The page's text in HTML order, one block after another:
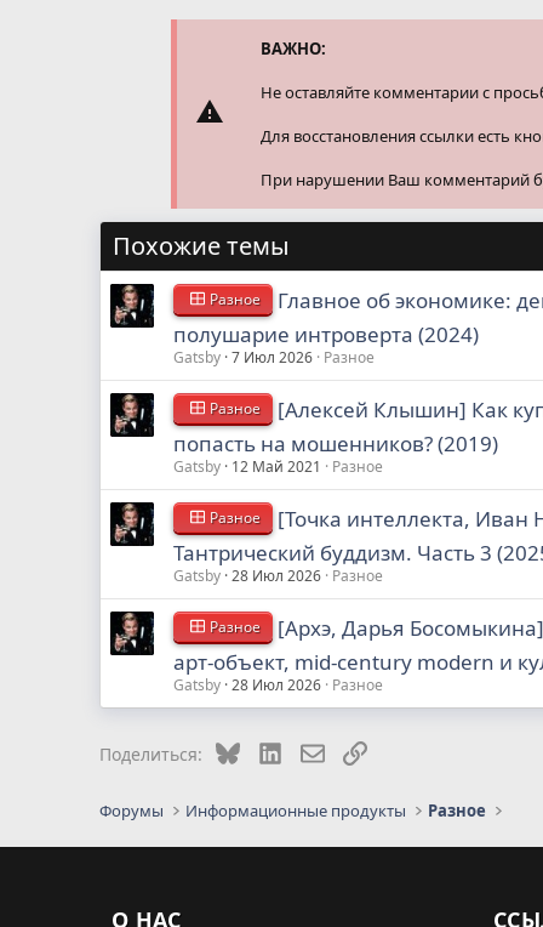
и
ВАЖНО:
Не оставляйте комментарии с
Для восстановления ссылки есть
При нарушении Ваш комментарий
Похожие темы
Разное
Главное об экономике:
полушарие интроверта (2024)
Gatsby 7 Июл 2026 Разное
Разное
[Алексей Клышин] Как
попасть на мошенников? (2019)
Gatsby 12 Май 2021 Разное
Разное
[Точка интеллекта, Иван
Тантрический буддизм. Часть 3
Gatsby 28 Июл 2026 Разное
Разное
[Архэ, Дарья
арт-объект, mid-century modern и
Gatsby 28 Июл 2026 Разное
Поделиться: BlueskyLinkedInЭлектронная почта
Ссылка
Форумы Информационные продукты Разное
О НАС